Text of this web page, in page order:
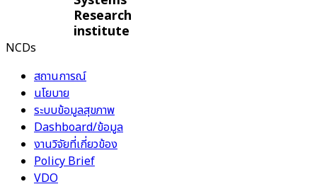
Research
institute
NCDs
สถานการณ์
นโยบาย
ระบบข้อมูลสุขภาพ
Dashboard/ข้อมูล
งานวิจัยที่เกี่ยวข้อง
Policy Brief
VDO